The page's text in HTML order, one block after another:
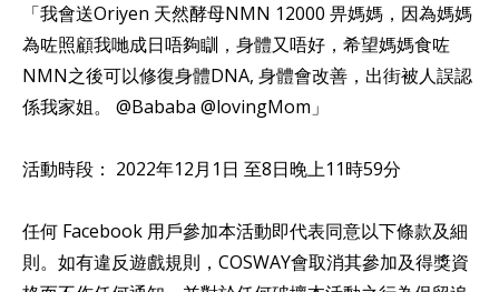
「我會送Oriyen 天然酵母NMN 12000 畀媽媽，因為媽媽
為咗照顧我哋成日唔夠瞓，身體又唔好，希望媽媽食咗
NMN之後可以修復身體DNA, 身體會改善，出街被人誤認
係我家姐。 @Bababa @lovingMom」
活動時段： 2022年12月1日 至8日晚上11時59分
任何 Facebook 用戶參加本活動即代表同意以下條款及細
則。如有違反遊戲規則，COSWAY會取消其參加及得獎資